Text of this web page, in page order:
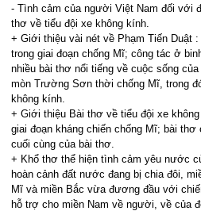
- Tình cảm của người Việt Nam đối với
thơ về tiểu đội xe không kính.
+ Giới thiệu vài nét về Phạm Tiến Duật
trong giai đoạn chống Mĩ; công tác ở
nhiều bài thơ nổi tiếng về cuộc sống
mòn Trường Sơn thời chống Mĩ, trong
không kính.
+ Giới thiệu Bài thơ về tiểu đội xe
giai đoạn kháng chiến chống Mĩ; bài
cuối cùng của bài thơ.
+ Khổ thơ thể hiện tình cảm yêu nước
hoàn cảnh đất nước đang bị chia đôi,
Mĩ và miền Bắc vừa đương đầu với
hỗ trợ cho miền Nam về người, về của